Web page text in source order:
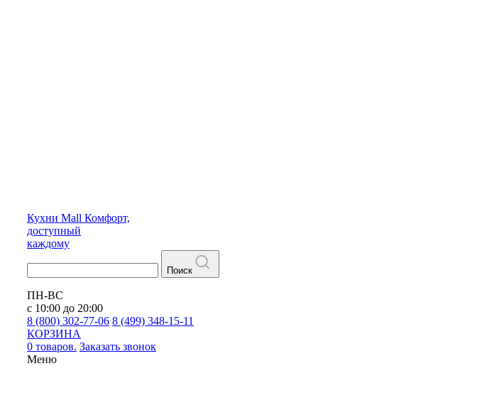
Кухни Mall Комфорт,
доступный
каждому
Поиск
ПН-ВС
с 10:00 до 20:00
8 (800) 302-77-06 8 (499) 348-15-11
КОРЗИНА
0 товаров. Заказать звонок
Меню